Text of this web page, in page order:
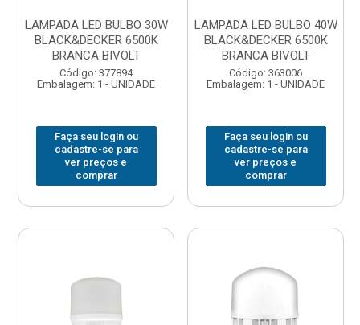
LAMPADA LED BULBO 30W
BLACK&DECKER 6500K
BRANCA BIVOLT
Código: 377894
Embalagem: 1 - UNIDADE
Faça seu login ou
cadastre-se para
ver preços e
comprar
LAMPADA LED BULBO 40W
BLACK&DECKER 6500K
BRANCA BIVOLT
Código: 363006
Embalagem: 1 - UNIDADE
Faça seu login ou
cadastre-se para
ver preços e
comprar